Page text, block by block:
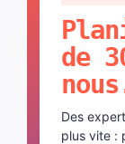
de
Des
plus vite :